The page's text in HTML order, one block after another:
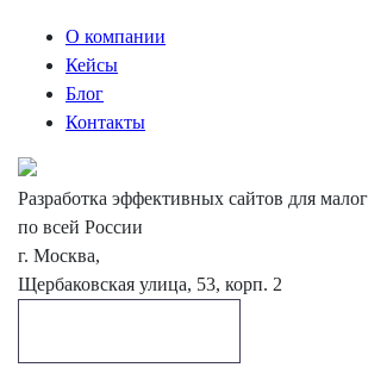
О компании
Кейсы
Блог
Контакты
Разработка эффективных сайтов для
по всей России
г. Москва,
Щербаковская улица, 53, корп. 2